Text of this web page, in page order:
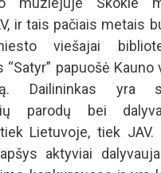
aktyviai
konkursuose ir yra
trys ženklai
yra istorinės
vaizdinės
ne kartą
spaudoje. Nuo